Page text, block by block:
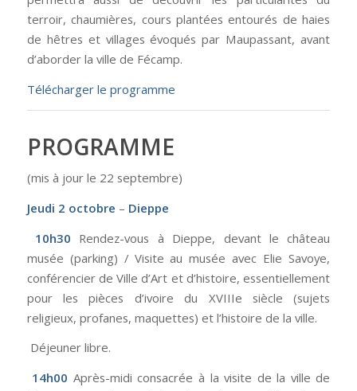
terroir, chaumières, cours plantées entourés de haies
de hêtres et villages évoqués par Maupassant, avant
d’aborder la ville de Fécamp.
Télécharger le programme
PROGRAMME
(mis à jour le 22 septembre)
Jeudi 2 octobre – Dieppe
10h30 Rendez-vous à Dieppe, devant le château
musée (parking) / Visite au musée avec Elie Savoye,
conférencier de Ville d’Art et d’histoire, essentiellement
pour les pièces d’ivoire du XVIIIe siècle (sujets
religieux, profanes, maquettes) et l’histoire de la ville.
Déjeuner libre.
14h00 Après-midi consacrée à la visite de la ville de